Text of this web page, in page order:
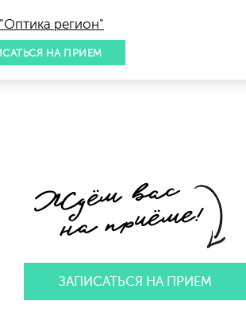
регион"
НА ПРИЕМ
ЗАПИСАТЬСЯ НА ПРИЕМ